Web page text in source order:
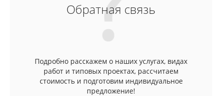
Обратная связь
Подробно расскажем о наших услугах, видах
работ и типовых проектах, рассчитаем
стоимость и подготовим индивидуальное
предложение!